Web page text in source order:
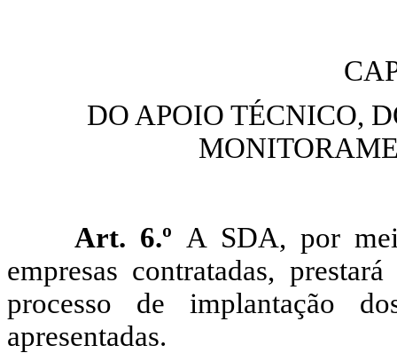
DO APOIO TÉCNICO,
Art. 6.º A SDA, por
empresas contratadas,
processo de implantação
apresentadas.